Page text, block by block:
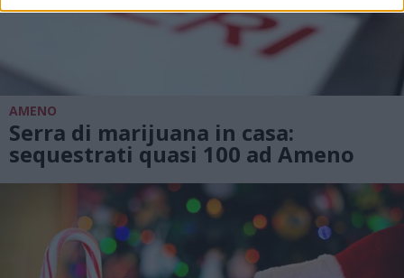
AMENO
Serra di marijuana in casa:
sequestrati quasi 100 ad Ameno